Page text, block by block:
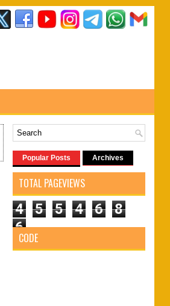
Popular Posts Archives
TOTAL PAGEVIEWS
4 5 5 4 6
8
6
CODE